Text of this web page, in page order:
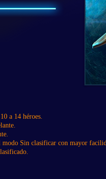
a 14 héroes.
modo Sin clasificar con mayor